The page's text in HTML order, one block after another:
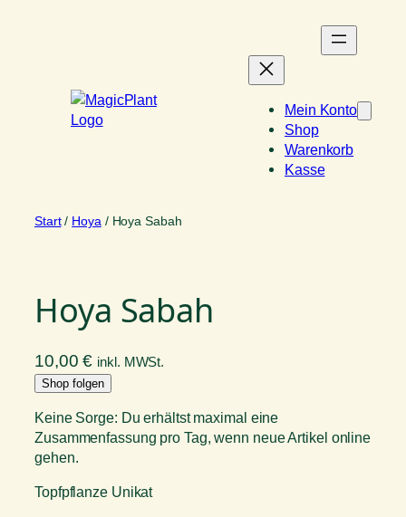
Mein Konto
Shop
Warenkorb
Kasse
Start/ Hoya / Hoya Sabah
Hoya Sabah
10,00€ inkl. MWSt.
Shop folgen
Keine Sorge: Du erhältst maximal eine
Zusammenfassung pro Tag, wenn neue Artikel online
gehen.
Topfpflanze Unikat